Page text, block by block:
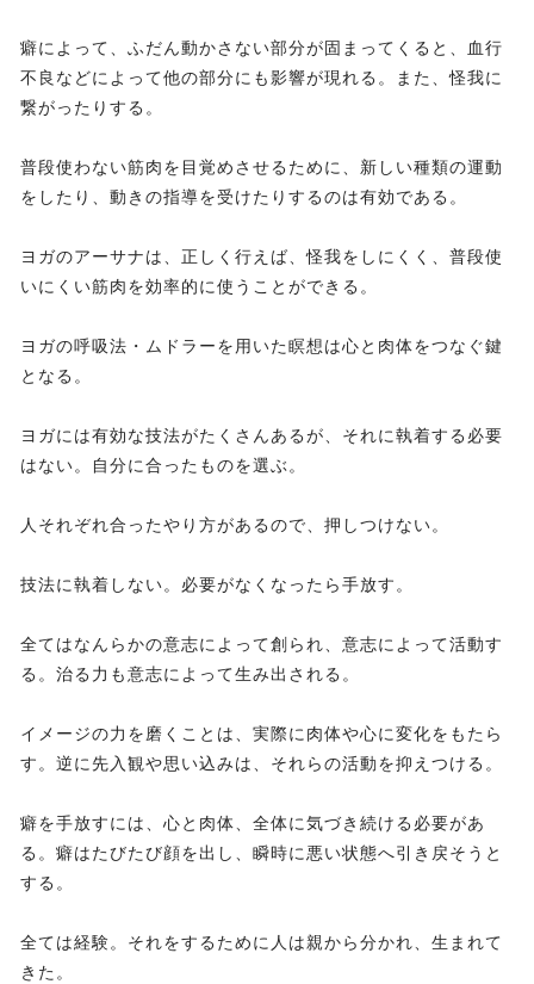
癖によって、ふだん動かさない部分が固まってくると、血行
不良などによって他の部分にも影響が現れる。また、怪我に
繋がったりする。
普段使わない筋肉を目覚めさせるために、新しい種類の運動
をしたり、動きの指導を受けたりするのは有効である。
ヨガのアーサナは、正しく行えば、怪我をしにくく、普段使
いにくい筋肉を効率的に使うことができる。
ヨガの呼吸法・ムドラーを用いた瞑想は心と肉体をつなぐ鍵
となる。
ヨガには有効な技法がたくさんあるが、それに執着する必要
はない。自分に合ったものを選ぶ。
人それぞれ合ったやり方があるので、押しつけない。
技法に執着しない。必要がなくなったら手放す。
全てはなんらかの意志によって創られ、意志によって活動す
る。治る力も意志によって生み出される。
イメージの力を磨くことは、実際に肉体や心に変化をもたら
す。逆に先入観や思い込みは、それらの活動を抑えつける。
癖を手放すには、心と肉体、全体に気づき続ける必要があ
る。癖はたびたび顔を出し、瞬時に悪い状態へ引き戻そうと
する。
全ては経験。それをするために人は親から分かれ、生まれて
きた。